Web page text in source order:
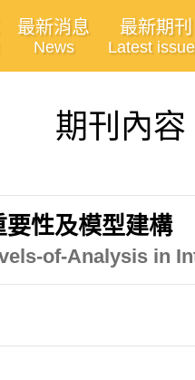
最新消息
News
最新期刊
Latest
期刊內容
性及模型建構
of-Analysis in